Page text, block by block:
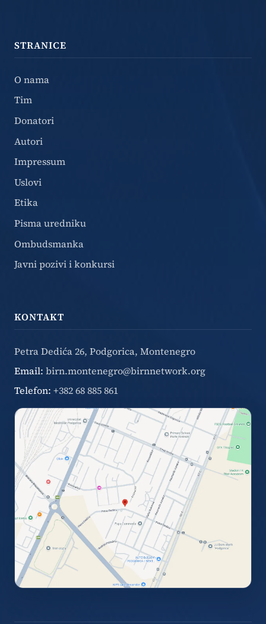
STRANICE
O nama
Tim
Donatori
Autori
Impressum
Uslovi
Etika
Pisma uredniku
Ombudsmanka
Javni pozivi i konkursi
KONTAKT
Petra Dedića 26, Podgorica, Montenegro
Email: birn.montenegro@birnnetwork.org
Telefon: +382 68 885 861